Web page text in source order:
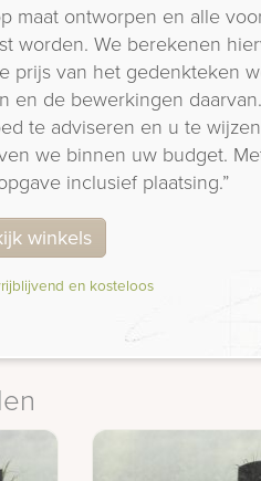
maat ontworpen en alle
worden. We berekenen
prijs van het gedenkteken
en de bewerkingen
te adviseren en u te
we binnen uw budget.
inclusief plaatsing.”
winkels
en kosteloos